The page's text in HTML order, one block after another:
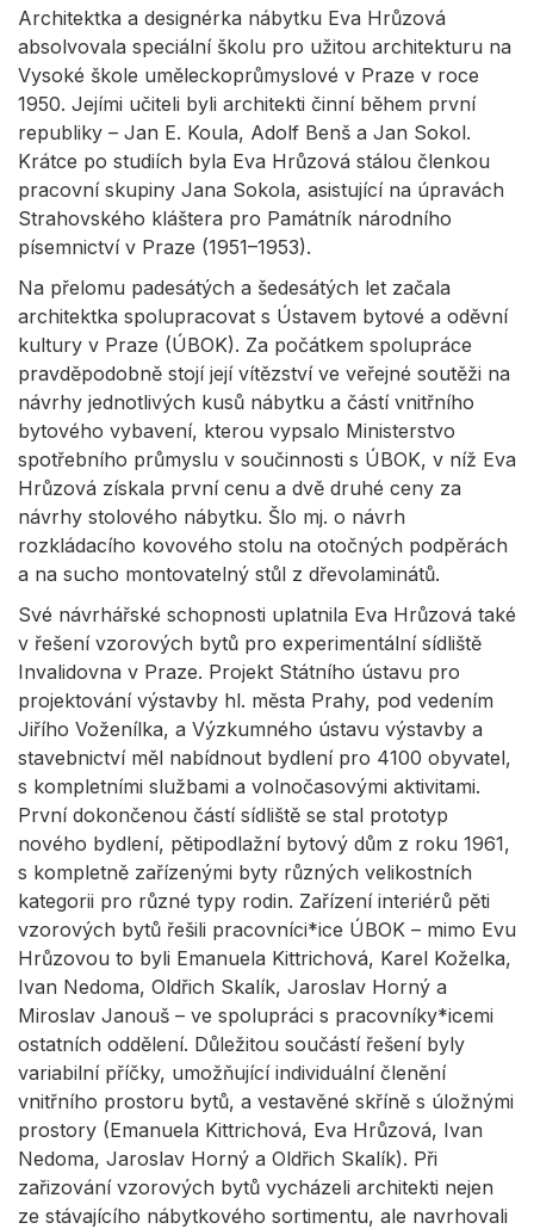
Architektka a designérka nábytku Eva Hrůzová
absolvovala speciální školu pro užitou architekturu na
Vysoké škole uměleckoprůmyslové v Praze v roce
1950. Jejími učiteli byli architekti činní během první
republiky – Jan E. Koula, Adolf Benš a Jan Sokol.
Krátce po studiích byla Eva Hrůzová stálou členkou
pracovní skupiny Jana Sokola, asistující na úpravách
Strahovského kláštera pro Památník národního
písemnictví v Praze (1951–1953).
Na přelomu padesátých a šedesátých let začala
architektka spolupracovat s Ústavem bytové a oděvní
kultury v Praze (ÚBOK). Za počátkem spolupráce
pravděpodobně stojí její vítězství ve veřejné soutěži na
návrhy jednotlivých kusů nábytku a částí vnitřního
bytového vybavení, kterou vypsalo Ministerstvo
spotřebního průmyslu v součinnosti s ÚBOK, v níž Eva
Hrůzová získala první cenu a dvě druhé ceny za
návrhy stolového nábytku. Šlo mj. o návrh
rozkládacího kovového stolu na otočných podpěrách
a na sucho montovatelný stůl z dřevolaminátů.
Své návrhářské schopnosti uplatnila Eva Hrůzová také
v řešení vzorových bytů pro experimentální sídliště
Invalidovna v Praze. Projekt Státního ústavu pro
projektování výstavby hl. města Prahy, pod vedením
Jiřího Voženílka, a Výzkumného ústavu výstavby a
stavebnictví měl nabídnout bydlení pro 4100 obyvatel,
s kompletními službami a volnočasovými aktivitami.
První dokončenou částí sídliště se stal prototyp
nového bydlení, pětipodlažní bytový dům z roku 1961,
s kompletně zařízenými byty různých velikostních
kategorii pro různé typy rodin. Zařízení interiérů pěti
vzorových bytů řešili pracovníci*ice ÚBOK – mimo Evu
Hrůzovou to byli Emanuela Kittrichová, Karel Koželka,
Ivan Nedoma, Oldřich Skalík, Jaroslav Horný a
Miroslav Janouš – ve spolupráci s pracovníky*icemi
ostatních oddělení. Důležitou součástí řešení byly
variabilní příčky, umožňující individuální členění
vnitřního prostoru bytů, a vestavěné skříně s úložnými
prostory (Emanuela Kittrichová, Eva Hrůzová, Ivan
Nedoma, Jaroslav Horný a Oldřich Skalík). Při
zařizování vzorových bytů vycházeli architekti nejen
ze stávajícího nábytkového sortimentu, ale navrhovali